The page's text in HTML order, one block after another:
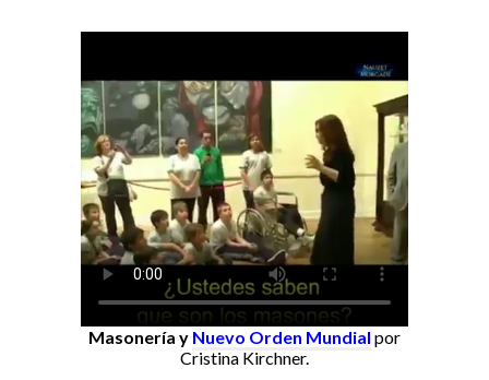
Masonería y Nuevo Orden Mundial por
Cristina Kirchner.